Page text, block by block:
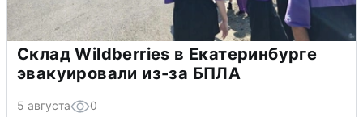
Склад Wildberries в Екатеринбурге
эвакуировали из-за БПЛА
5 августа 0